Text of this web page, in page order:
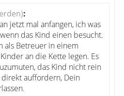
:
jetzt mal anfangen, ich was
das Kind einen besucht.
als Betreuer in einem
an die Kette legen. Es
das Kind nicht rein
direkt auffordern, Dein